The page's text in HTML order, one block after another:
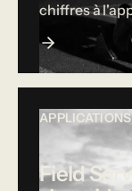
chiffres à
APPLICATIONS
Field